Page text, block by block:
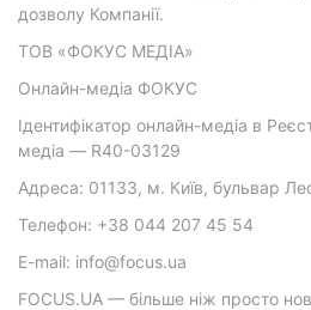
дозволу Компанії.
ТОВ «ФОКУС МЕДІА»
Онлайн-медіа ФОКУС
Ідентифікатор онлайн-медіа в
медіа — R40-03129
Адреса: 01133, м. Київ, бульвар
Телефон: +38 044 207 45 54
E-mail: info@focus.ua
FOCUS.UA — більше ніж просто